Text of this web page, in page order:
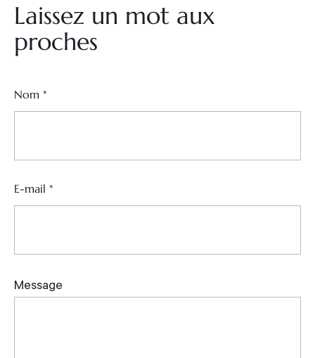
Laissez un mot aux
proches
Nom *
E-mail *